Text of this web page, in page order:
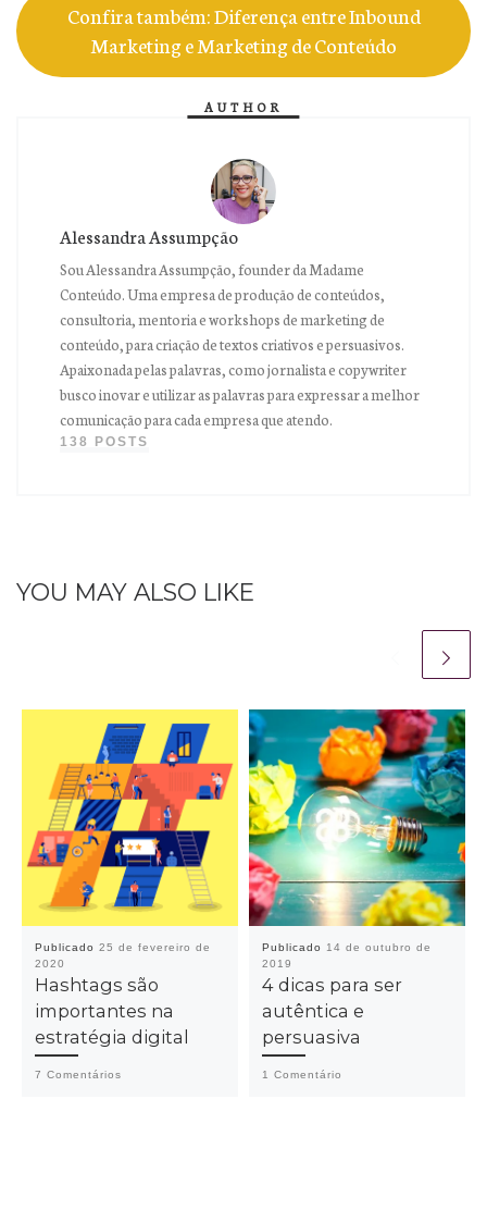
Confira também: Diferença entre Inbound
Marketing e Marketing de Conteúdo
AUTHOR
Alessandra Assumpção
Sou Alessandra Assumpção, founder da Madame
Conteúdo. Uma empresa de produção de conteúdos,
consultoria, mentoria e workshops de marketing de
conteúdo, para criação de textos criativos e persuasivos.
Apaixonada pelas palavras, como jornalista e copywriter
busco inovar e utilizar as palavras para expressar a melhor
comunicação para cada empresa que atendo.
138 POSTS
YOU MAY ALSO LIKE
Publicado 25 de fevereiro de
2020
Hashtags são
importantes na
estratégia digital
7 Comentários
Publicado
14 de outubro de
2019
4 dicas para ser
autêntica e
persuasiva
1 Comentário